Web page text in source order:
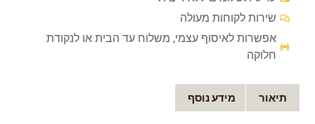
שירות לקוחות מעולה
אפשרות לאיסוף עצמי, משלוח עד הבית או לנקודת
חלוקה
תיאור מידע נוסף